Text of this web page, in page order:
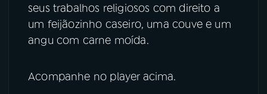
seus trabalhos religiosos com direito a
um feijãozinho caseiro, uma couve e um
angu com carne moída.
Acompanhe no player acima.